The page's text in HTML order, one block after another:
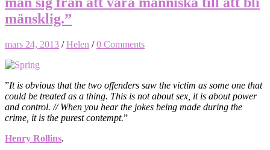
mänsklig.”
mars 24, 2013 /Helen /0 Comments
”It is obvious that the two offenders saw the victim as some one that
could be treated as a thing. This is not about sex, it is about power
and control. // When you hear the jokes being made during the
crime, it is the purest contempt.”
Henry Rollins.